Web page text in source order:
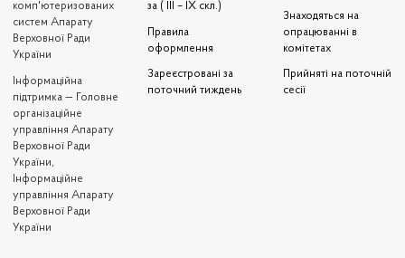
комп'ютеризованих
систем Апарату
Верховної Ради
України
Iнформаційна
підтримка — Головне
організаційне
управління Апарату
Верховної Ради
України,
Інформаційне
управління Апарату
Верховної Ради
України
за ( III – IX скл.)
Правила
оформлення
Зареєстровані за
поточний тиждень
Знаходяться на
опрацюванні в
комітетах
Прийняті на поточній
сесії